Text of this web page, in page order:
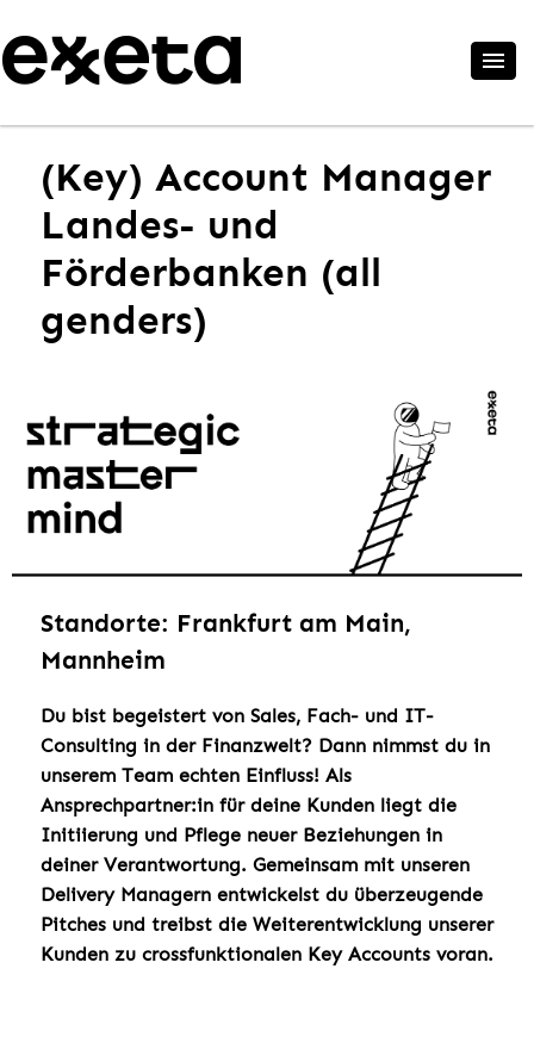
(Key) Account Manager
Landes- und
Förderbanken (all
genders)
Standorte: Frankfurt am Main,
Mannheim
Du bist begeistert von Sales, Fach- und IT-
Consulting in der Finanzwelt? Dann nimmst du in
unserem Team echten Einfluss! Als
Ansprechpartner:in für deine Kunden liegt die
Initiierung und Pflege neuer Beziehungen in
deiner Verantwortung. Gemeinsam mit unseren
Delivery Managern entwickelst du überzeugende
Pitches und treibst die Weiterentwicklung unserer
Kunden zu crossfunktionalen Key Accounts voran.